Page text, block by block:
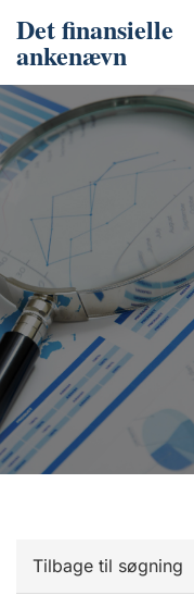
Det finansielle
ankenævn
Tilbage til søgning